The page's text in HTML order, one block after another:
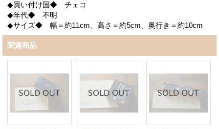
◆買い付け国◆ チェコ
◆年代◆ 不明
◆サイズ◆ 幅＝約11cm、高さ＝約5cm、奥行き＝約10cm
関連商品